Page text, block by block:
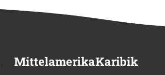
MittelamerikaKaribik